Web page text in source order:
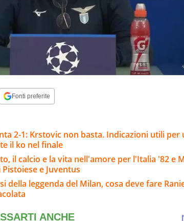
Fonti preferite
2-1: Krstovic non basta. Indicazioni utili per
il ko nel finale
il calcio e la vita nell'amore per l'Italia '82 e
e Juventus
della leggenda del Milan, cosa deve fare